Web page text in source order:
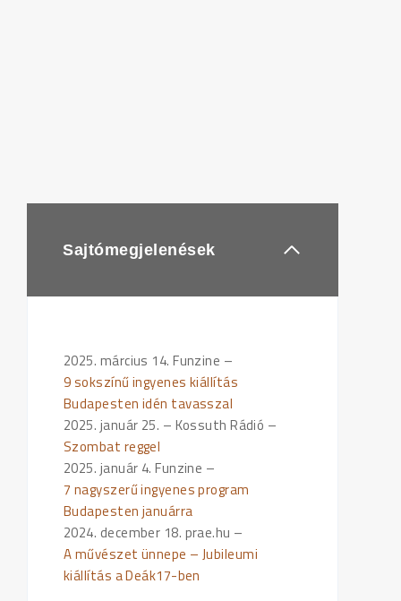
Sajtómegjelenések
2025. március 14. Funzine –
9 sokszínű ingyenes kiállítás
Budapesten idén tavasszal
2025. január 25. – Kossuth Rádió –
Szombat reggel
2025. január 4. Funzine –
7 nagyszerű ingyenes program
Budapesten januárra
2024. december 18. prae.hu –
A művészet ünnepe – Jubileumi
kiállítás a Deák17-ben